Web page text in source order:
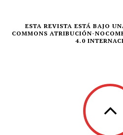
ESTA REVISTA ESTÁ BAJO
COMMONS ATRIBUCIÓN-
4.0